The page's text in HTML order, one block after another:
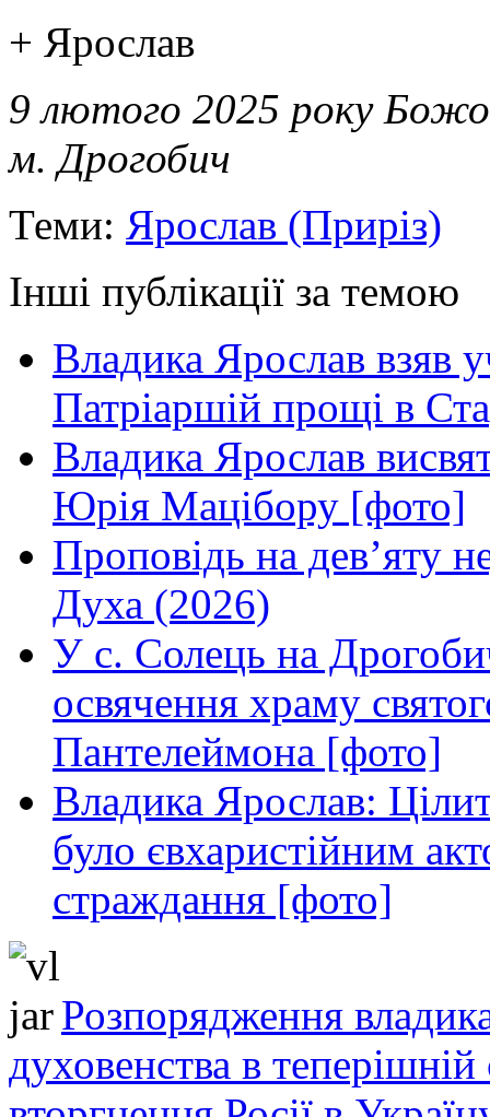
+ Ярослав
9 лютого 2025 року
м. Дрогобич
Теми: Ярослав (Приріз)
Інші публікації за темою
Владика Ярослав взяв
Патріаршій прощі в
Владика Ярослав
Юрія Мацібору [фото]
Проповідь на дев’яту
Духа (2026)
У с. Солець на
освячення храму
Пантелеймона [фото]
Владика Ярослав:
було євхаристійним
страждання [фото]
Розпорядження
духовенства в теперішній